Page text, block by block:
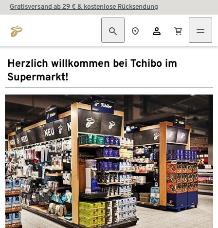
Gratisversand ab 29 € & kostenlose Rücksendung
Herzlich willkommen bei Tchibo im
Supermarkt!